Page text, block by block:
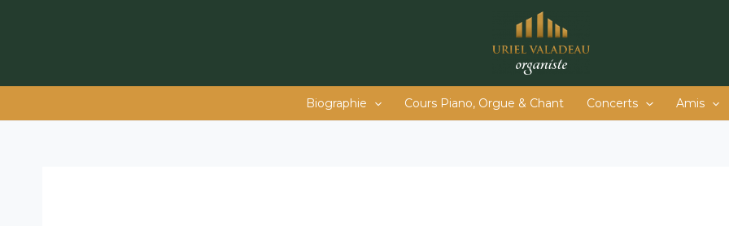
Biographie Cours Piano, Orgue & Chant Concerts Amis